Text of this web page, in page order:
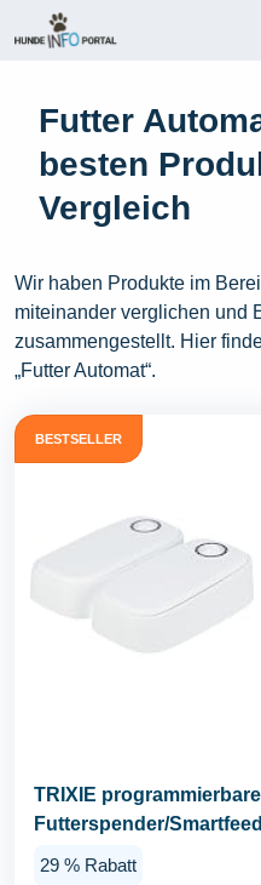
Inhalt
Futter
besten
Vergleich
Wir haben Produkte im
miteinander verglichen und
zusammengestellt. Hier
„Futter Automat“.
BESTSELLER
TRIXIE
Futterspender/
29 % Rabatt